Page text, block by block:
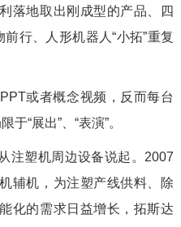
落地取出刚成型的产品、四
行、人形机器人“小拓”重复
或者概念视频，反而每台
于“展出”、“表演”。
注塑机周边设备说起。2007
辅机，为注塑产线供料、除
化的需求日益增长，拓斯达